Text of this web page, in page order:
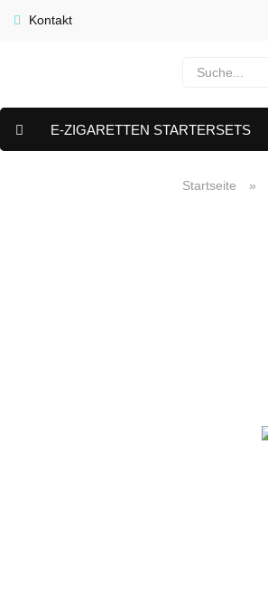
Kontakt
E-ZIGARETTEN STARTERSETS
Startseite »